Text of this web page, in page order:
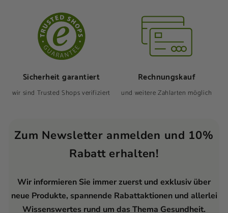
Sicherheit garantiert
wir sind Trusted Shops verifiziert
Rechnungskauf
und weitere Zahlarten möglich
Zum Newsletter anmelden und 10%
Rabatt erhalten!
Wir informieren Sie immer zuerst und exklusiv über
neue Produkte, spannende Rabattaktionen und allerlei
Wissenswertes rund um das Thema Gesundheit.